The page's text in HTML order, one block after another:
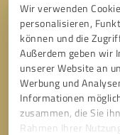
Wir verwenden
personalisieren,
können und die
Außerdem geben wir
unserer Website an
Werbung und
Informationen
zusammen, die Sie
Rahmen Ihrer